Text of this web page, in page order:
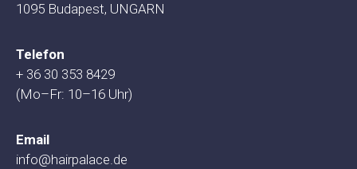
1095 Budapest, UNGARN
Telefon
+ 36 30 353 8429
(Mo–Fr: 10–16 Uhr)
Email
info@hairpalace.de